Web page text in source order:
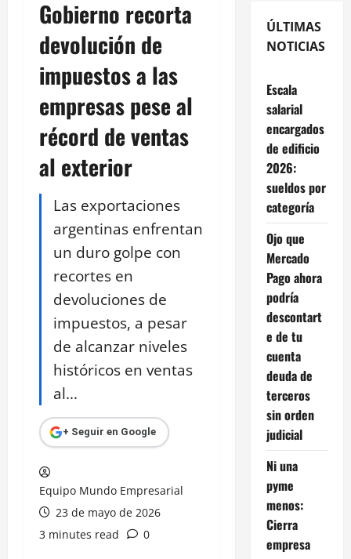
Gobierno recorta
devolución de
impuestos a las
empresas pese al
récord de ventas
al exterior
Las exportaciones
argentinas enfrentan
un duro golpe con
recortes en
devoluciones de
impuestos, a pesar
de alcanzar niveles
históricos en ventas
al...
+ Seguir en Google
Equipo Mundo Empresarial
23 de mayo de 2026
3 minutes read
0
ÚLTIMAS
NOTICIAS
Escala
salarial
encargados
de edificio
2026:
sueldos por
categoría
Ojo que
Mercado
Pago ahora
podría
descontart
e de tu
cuenta
deuda de
terceros
sin orden
judicial
Ni una
pyme
menos:
Cierra
empresa